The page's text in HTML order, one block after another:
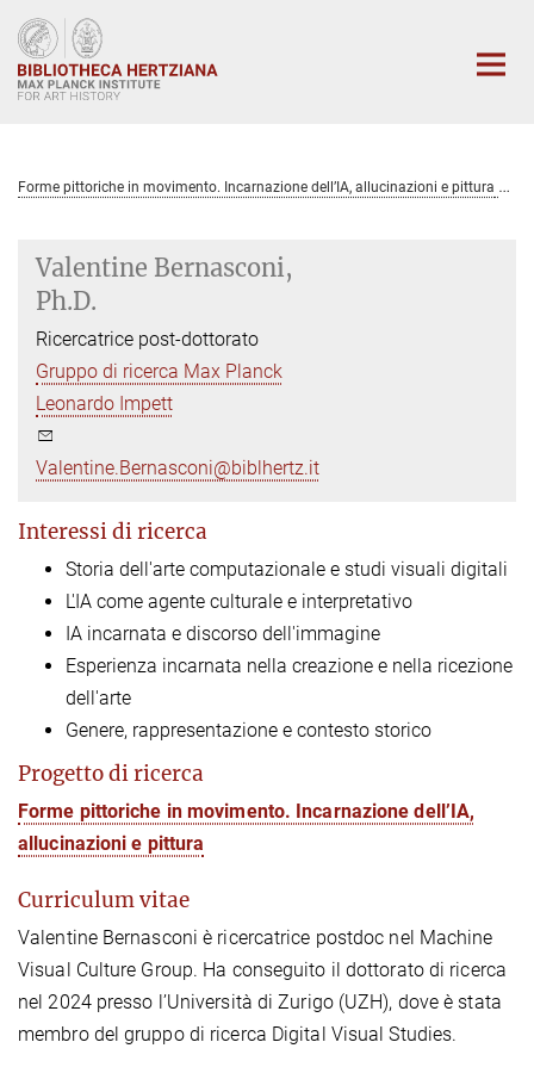
Main-
Content
Forme pittoriche in movimento. Incarnazione dell’IA, allucinazioni e pittura
Valentine Bernasconi,
Ph.D.
Ricercatrice post-dottorato
Gruppo di ricerca Max Planck
Leonardo Impett
Valentine.Bernasconi@biblhertz.it
Interessi di ricerca
Storia dell'arte computazionale e studi visuali digitali
L'IA come agente culturale e interpretativo
IA incarnata e discorso dell'immagine
Esperienza incarnata nella creazione e nella ricezione
dell'arte
Genere, rappresentazione e contesto storico
Progetto di ricerca
Forme pittoriche in movimento. Incarnazione dell’IA,
allucinazioni e pittura
Curriculum vitae
Valentine Bernasconi è ricercatrice postdoc nel Machine
Visual Culture Group. Ha conseguito il dottorato di ricerca
nel 2024 presso l’Università di Zurigo (UZH), dove è stata
membro del gruppo di ricerca Digital Visual Studies.